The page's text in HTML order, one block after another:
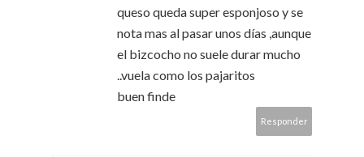
queso queda super esponjoso y se
nota mas al pasar unos días ,aunque
el bizcocho no suele durar mucho
..vuela como los pajaritos
buen finde
Responder